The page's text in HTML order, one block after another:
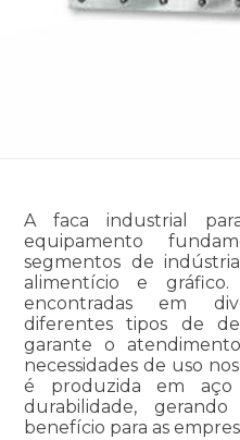
A faca industrial
equipamento
segmentos de
alimentício e
encontradas em
diferentes tipos de
garante o
necessidades de uso
é produzida em
durabilidade,
benefício para as